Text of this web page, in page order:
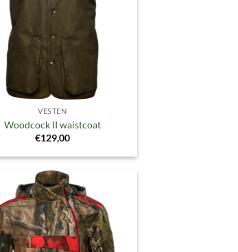
VESTEN
Woodcock II waistcoat
€129,00
Toevoegen
aan
verlanglijst